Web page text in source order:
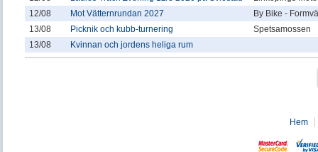
12/08
Mot Vätternrundan 2027
By Bike -
13/08
Picknik och kubb-turnering
Spetsamossen
13/08
Kvinnan och jordens heliga rum
Hem